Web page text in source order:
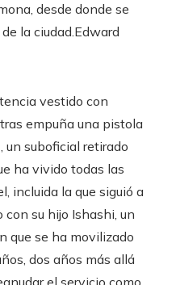
desde donde se
la ciudad.Edward
vestido con
empuña una pistola
un suboficial retirado
ha vivido todas las
incluida la que siguió a
con su hijo Ishashi, un
que se ha movilizado
dos años más allá